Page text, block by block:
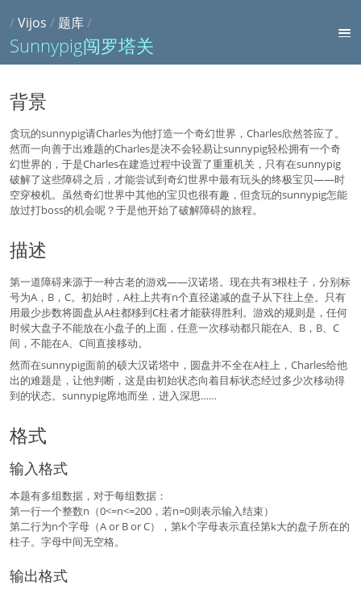
/Vijos / 题库/
Sunnypig闯罗塔关
背景
贪玩的sunnypig请Charles为他打造一个奇幻世界，Charles欣然答应了。
然而一向善于出难题的Charles是决不会轻易让sunnypig轻松拥有一个奇
幻世界的，于是Charles在建造过程中设置了重重机关，只有在sunnypig
破解了这些障碍之后，才能尝试到奇幻世界中最有玩头的终极宝贝——时
空穿梭机。虽然奇幻世界中其他的宝贝也很有趣，但贪玩的sunnypig怎能
放过打boss的机会呢？于是他开始了破解障碍的旅程。
描述
第一道障碍来源于一种古老的游戏——汉诺塔。现在共有3根柱子，分别标
号为A，B，C。初始时，A柱上共有n个直径递减的盘子从下往上垒。只有
用最少步数将圆盘从A柱都移到C柱者才能获得胜利。游戏的规则是，任何
时候大盘子不能放在小盘子的上面，任意一次移动都只能在A、B，B、C
间，不能在A、C间直接移动。
然而在sunnypig面前的硕大汉诺塔中，圆盘并不全在A柱上，Charles给他
出的难题是，让他判断，这是由初始状态向着目标状态经过多少次移动得
到的状态。sunnypig席地而坐，进入深思……
格式
输入格式
本题有多组数据，对于每组数据：
第一行一个整数n（0<=n<=200，若n=0则表示输入结束）
第二行为n个字母（A or B or C），第k个字母表示直径第k大的盘子所在的
柱子。字母中间无空格。
输出格式